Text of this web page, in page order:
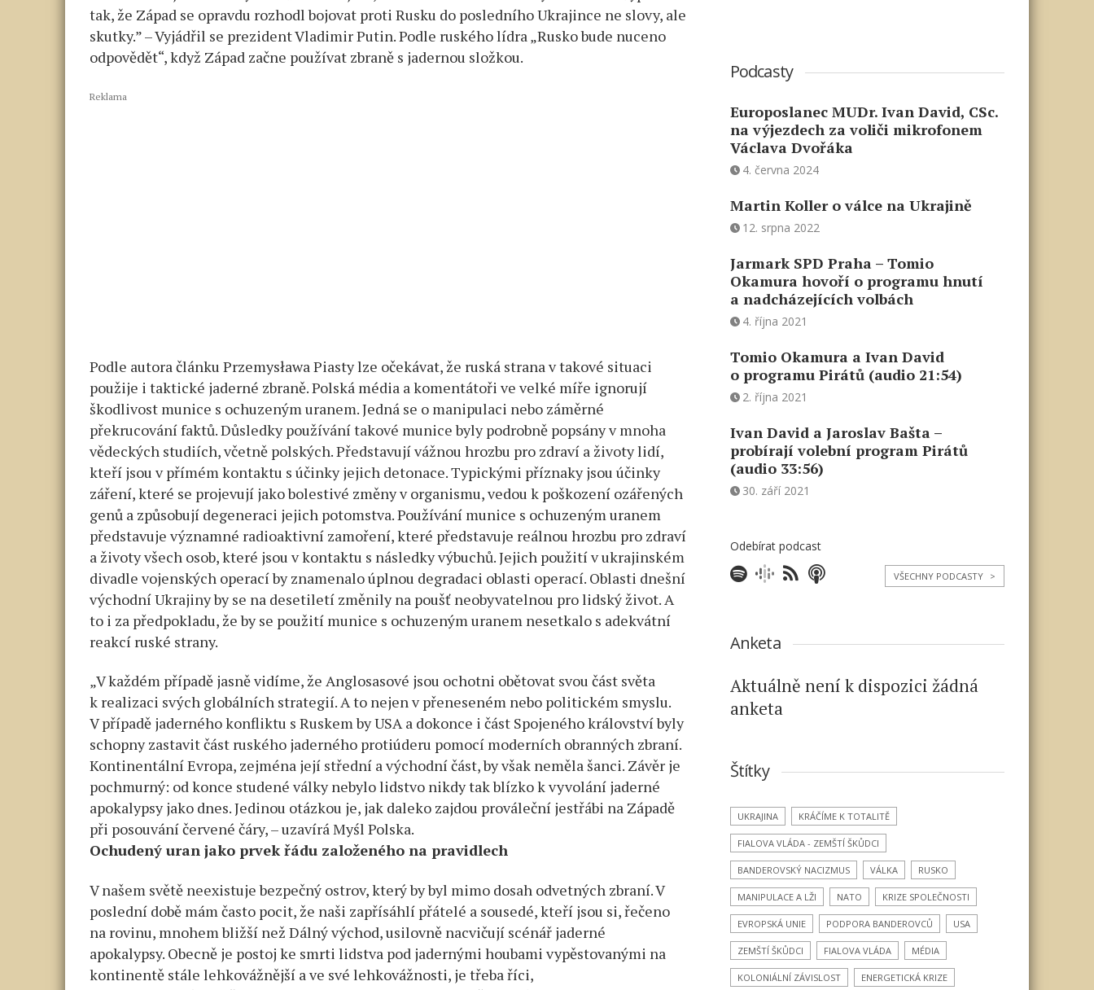
tak, že Západ se opravdu rozhodl bojovat proti Rusku do posledního Ukrajince ne slovy, ale
skutky.” – Vyjádřil se prezident Vladimir Putin. Podle ruského lídra „Rusko bude nuceno
odpovědět“, když Západ začne používat zbraně s jadernou složkou.
Reklama
Podle autora článku Przemysława Piasty lze očekávat, že ruská strana v takové situaci
použije i taktické jaderné zbraně. Polská média a komentátoři ve velké míře ignorují
škodlivost munice s ochuzeným uranem. Jedná se o manipulaci nebo záměrné
překrucování faktů. Důsledky používání takové munice byly podrobně popsány v mnoha
vědeckých studiích, včetně polských. Představují vážnou hrozbu pro zdraví a životy lidí,
kteří jsou v přímém kontaktu s účinky jejich detonace. Typickými příznaky jsou účinky
záření, které se projevují jako bolestivé změny v organismu, vedou k poškození ozářených
genů a způsobují degeneraci jejich potomstva. Používání munice s ochuzeným uranem
představuje významné radioaktivní zamoření, které představuje reálnou hrozbu pro zdraví
a životy všech osob, které jsou v kontaktu s následky výbuchů. Jejich použití v ukrajinském
divadle vojenských operací by znamenalo úplnou degradaci oblasti operací. Oblasti dnešní
východní Ukrajiny by se na desetiletí změnily na poušť neobyvatelnou pro lidský život. A
to i za předpokladu, že by se použití munice s ochuzeným uranem nesetkalo s adekvátní
reakcí ruské strany.
„V každém případě jasně vidíme, že Anglosasové jsou ochotni obětovat svou část světa
k realizaci svých globálních strategií. A to nejen v přeneseném nebo politickém smyslu.
V případě jaderného konfliktu s Ruskem by USA a dokonce i část Spojeného království byly
schopny zastavit část ruského jaderného protiúderu pomocí moderních obranných zbraní.
Kontinentální Evropa, zejména její střední a východní část, by však neměla šanci. Závěr je
pochmurný: od konce studené války nebylo lidstvo nikdy tak blízko k vyvolání jaderné
apokalypsy jako dnes. Jedinou otázkou je, jak daleko zajdou prováleční jestřábi na Západě
při posouvání červené čáry, – uzavírá Myśl Polska.
Ochudený uran jako prvek řádu založeného na pravidlech
V našem světě neexistuje bezpečný ostrov, který by byl mimo dosah odvetných zbraní. V
poslední době mám často pocit, že naši zapřísáhlí přátelé a sousedé, kteří jsou si, řečeno
na rovinu, mnohem bližší než Dálný východ, usilovně nacvičují scénář jaderné
apokalypsy. Obecně je postoj ke smrti lidstva pod jadernými houbami vypěstovanými na
kontinentě stále lehkovážnější a ve své lehkovážnosti, je třeba říci,
Podcasty
Europoslanec MUDr. Ivan David, CSc.
na výjezdech za voliči mikrofonem
Václava Dvořáka
4. června 2024
Martin Koller o válce na Ukrajině
12. srpna 2022
Jarmark SPD Praha – Tomio
Okamura hovoří o programu hnutí
a nadcházejících volbách
4. října 2021
Tomio Okamura a Ivan David
o programu Pirátů (audio 21:54)
2. října 2021
Ivan David a Jaroslav Bašta –
probírají volební program Pirátů
(audio 33:56)
30. září 2021
Odebírat podcast
VŠECHNY PODCASTY >
Anketa
Aktuálně není k dispozici žádná
anketa
Štítky
UKRAJINA KRÁČÍME K TOTALITĚ
FIALOVA VLÁDA - ZEMŠTÍ ŠKŮDCI
BANDEROVSKÝ NACIZMUS VÁLKA RUSKO
MANIPULACE A LŽI NATO KRIZE SPOLEČNOSTI
EVROPSKÁ UNIE PODPORA BANDEROVCŮ USA
ZEMŠTÍ ŠKŮDCI FIALOVA VLÁDA MÉDIA
KOLONIÁLNÍ ZÁVISLOST ENERGETICKÁ KRIZE